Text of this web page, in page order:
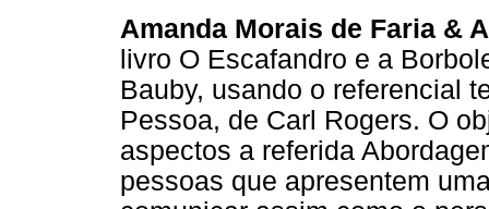
Amanda Morais de Faria &
livro O Escafandro e a
Bauby, usando o referencial
Pessoa, de Carl Rogers. O
aspectos a referida
pessoas que apresentem